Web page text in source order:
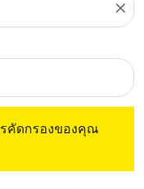
close
คัดกรองของคุณ